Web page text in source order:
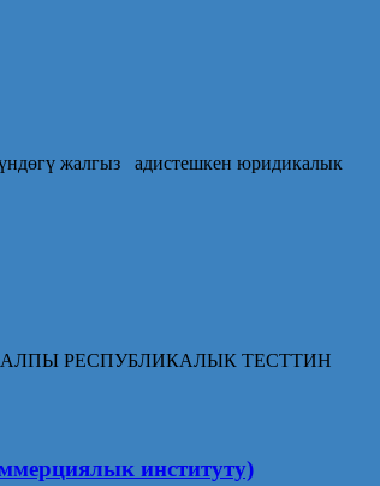
жалгыз адистешкен юридикалык
ЖАЛПЫ РЕСПУБЛИКАЛЫК ТЕСТТИН
институту)